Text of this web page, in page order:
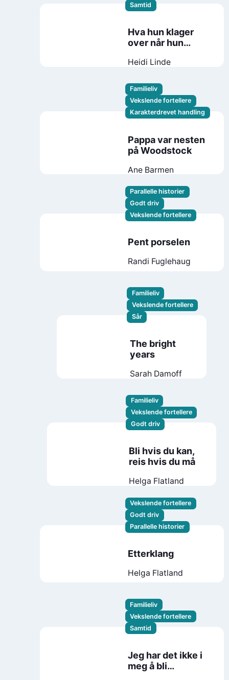
Samtid
Hva hun klager
over når hun
husarbeidet
Heidi Linde
Familieliv
Vekslende fortellere
Karakterdrevet handling
Pappa var nesten
på Woodstock
Ane Barmen
Parallelle historier
Godt driv
Vekslende fortellere
Pent porselen
Randi Fuglehaug
Familieliv
Vekslende fortellere
Sår
The bright
years
Sarah Damoff
Familieliv
Vekslende fortellere
Godt driv
Bli hvis du kan,
reis hvis du må
Helga Flatland
Vekslende fortellere
Godt driv
Parallelle historier
Etterklang
Helga Flatland
Familieliv
Vekslende fortellere
Samtid
Jeg har det ikke i
meg å bli